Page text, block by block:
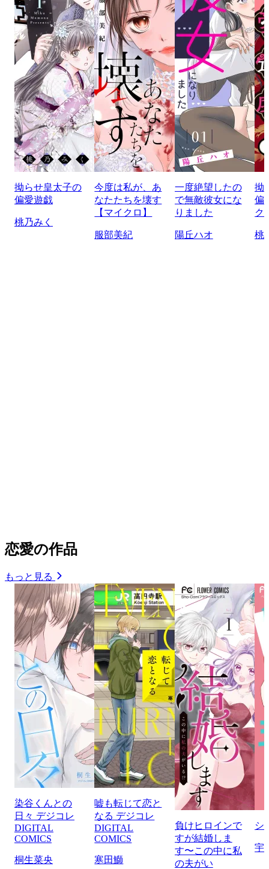
拗らせ皇太子の
偏愛遊戯
桃乃みく
今度は私が、あ
なたたちを壊す
【マイクロ】
服部美紀
一度絶望したの
で無敵彼女にな
りました
陽丘ハオ
拗
偏
ク
桃
恋愛の作品
もっと見る
染谷くんとの
日々 デジコレ
DIGITAL
COMICS
桐生菜央
嘘も転じて恋と
なる デジコレ
DIGITAL
COMICS
寒田鰤
負けヒロインで
すが結婚しま
す〜この中に私
の夫がい
シ
宇